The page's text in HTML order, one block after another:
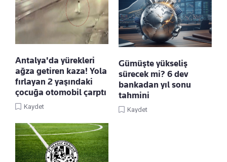
Antalya'da yürekleri
ağza getiren kaza! Yola
fırlayan 2 yaşındaki
çocuğa otomobil çarptı
Kaydet
Gümüşte yükseliş
sürecek mi? 6 dev
bankadan yıl sonu
tahmini
Kaydet